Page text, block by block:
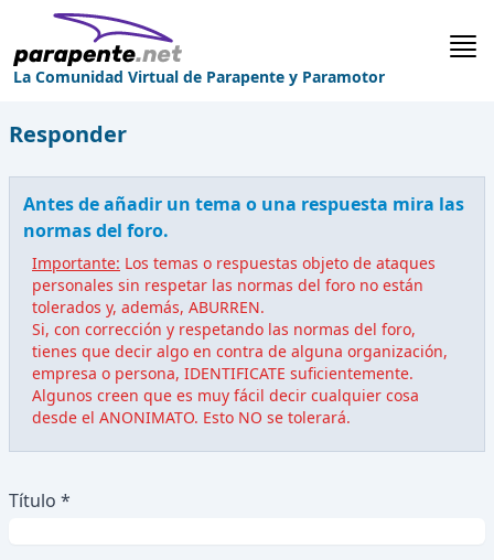
La Comunidad Virtual de Parapente y Paramotor
Responder
Antes de añadir un tema o una respuesta mira las
normas del foro.
Importante: Los temas o respuestas objeto de ataques
personales sin respetar las normas del foro no están
tolerados y, además, ABURREN.
Si, con corrección y respetando las normas del foro,
tienes que decir algo en contra de alguna organización,
empresa o persona, IDENTIFICATE suficientemente.
Algunos creen que es muy fácil decir cualquier cosa
desde el ANONIMATO. Esto NO se tolerará.
Título *